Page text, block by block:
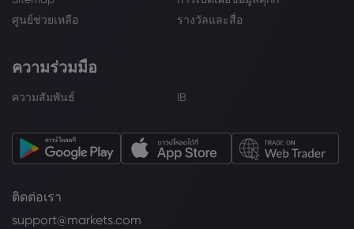
ศูนย์ช่วยเหลือ
รางวัลและสื่อ
ความร่วมมือ
ความสัมพันธ์ IB
ติดต่อเรา
support@markets.com